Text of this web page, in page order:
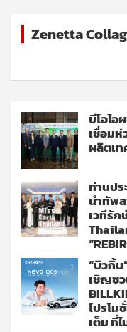
Zenetta
บีโอไอ
เชื่อมห่
ผลิตเ
ท่านปร
นำทัพ
เวทีรัก
“บิวกิ้น
เชิญชว
โปรโม
เต็ม ที่